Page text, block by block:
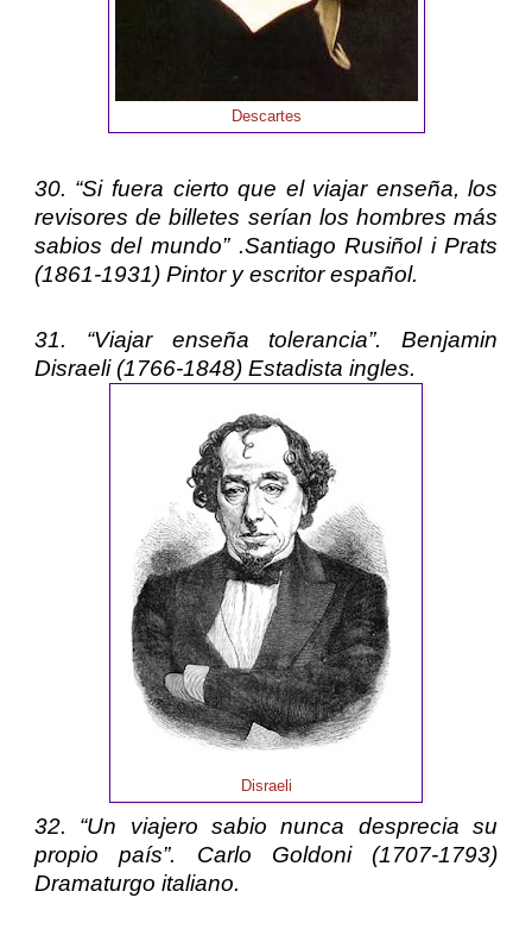
Descartes
30. “Si fuera cierto que el viajar enseña, los
revisores de billetes serían los hombres más
sabios del mundo” .Santiago Rusiñol i Prats
(1861-1931) Pintor y escritor español.
31. “Viajar enseña tolerancia”.Benjamin
Disraeli(1766-1848) Estadista ingles.
Disraeli
32. “Un viajero sabio nunca desprecia su
propio país”. Carlo Goldoni(1707-1793)
Dramaturgo italiano.